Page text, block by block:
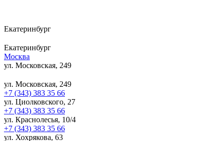
Екатеринбург
Екатеринбург
Москва
ул. Московская, 249
ул. Московская, 249
+7 (343) 383 35 66
ул. Циолковского, 27
+7 (343) 383 35 66
ул. Краснолесья, 10/4
+7 (343) 383 35 66
ул. Хохрякова, 63